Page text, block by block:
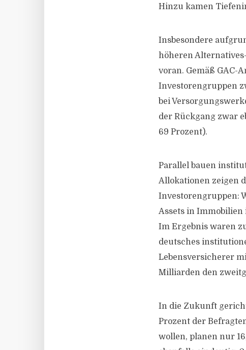
Hinzu kamen
Insbesondere
höheren
voran. Gemäß GAC-
Investorengruppen
bei
der Rückgang zwar
69 Prozent).
Parallel bauen
Allokationen zeigen
Investorengruppen:
Assets in Immobilien
Im Ergebnis waren
deutsches
Lebensversicherer
Milliarden den
In die Zukunft
Prozent der
wollen, planen nur